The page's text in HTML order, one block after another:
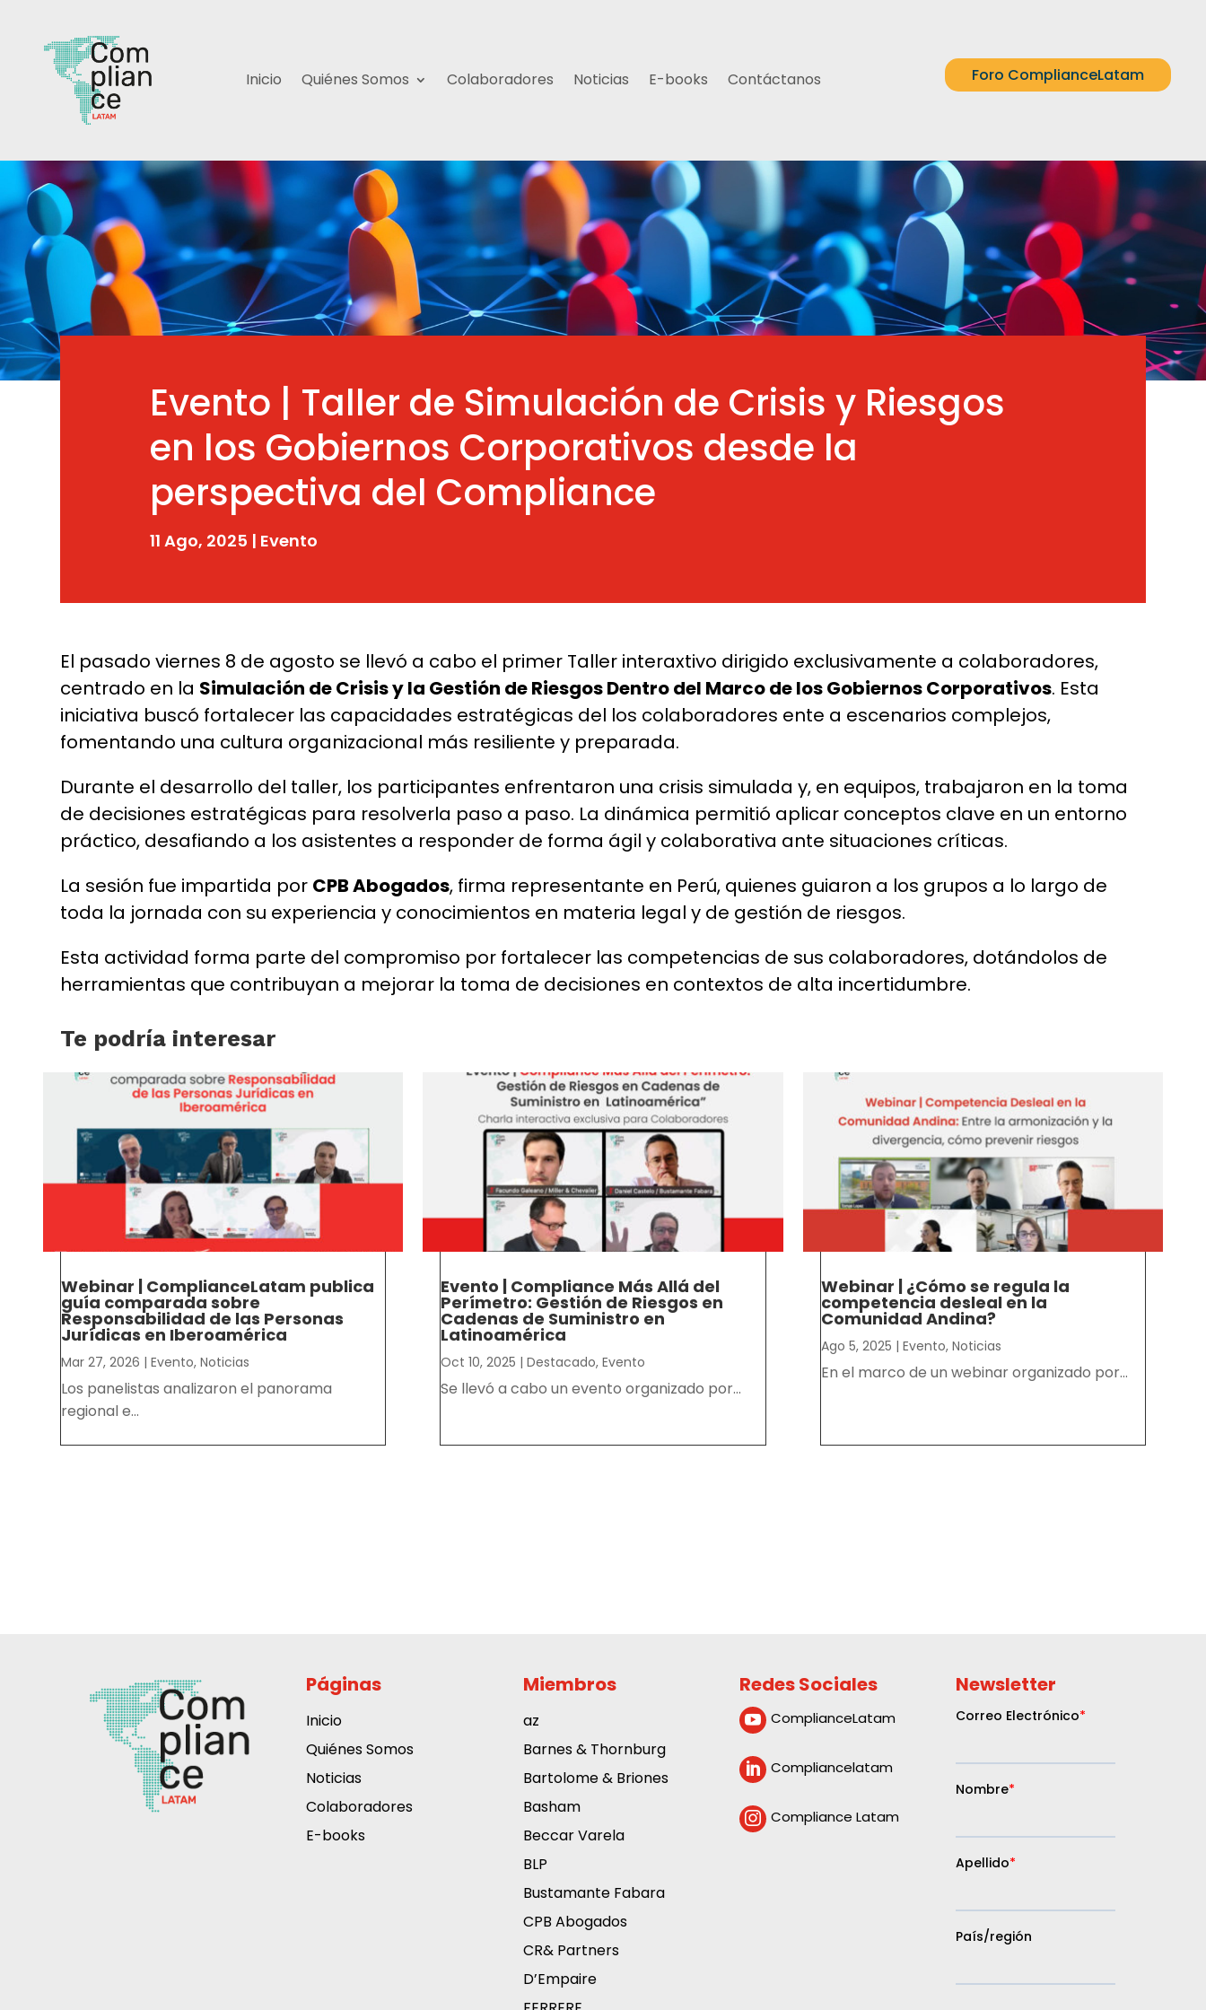
Inicio Quiénes Somos Colaboradores Noticias E-books Contáctanos Foro ComplianceLatam
Evento | Taller de Simulación de Crisis y Riesgos
en los Gobiernos Corporativos desde la
perspectiva del Compliance
11 Ago, 2025 | Evento
El pasado viernes 8 de agosto se llevó a cabo el primer Taller interaxtivo dirigido exclusivamente a colaboradores,
centrado en la Simulación de Crisis y la Gestión de Riesgos Dentro del Marco de los Gobiernos Corporativos. Esta
iniciativa buscó fortalecer las capacidades estratégicas del los colaboradores ente a escenarios complejos,
fomentando una cultura organizacional más resiliente y preparada.
Durante el desarrollo del taller, los participantes enfrentaron una crisis simulada y, en equipos, trabajaron en la toma
de decisiones estratégicas para resolverla paso a paso. La dinámica permitió aplicar conceptos clave en un entorno
práctico, desafiando a los asistentes a responder de forma ágil y colaborativa ante situaciones críticas.
La sesión fue impartida por CPB Abogados, firma representante en Perú, quienes guiaron a los grupos a lo largo de
toda la jornada con su experiencia y conocimientos en materia legal y de gestión de riesgos.
Esta actividad forma parte del compromiso por fortalecer las competencias de sus colaboradores, dotándolos de
herramientas que contribuyan a mejorar la toma de decisiones en contextos de alta incertidumbre.
Te podría interesar
Webinar | ComplianceLatam publica
guía comparada sobre
Responsabilidad de las Personas
Jurídicas en Iberoamérica
Mar 27, 2026 |Evento,Noticias
Los panelistas analizaron el panorama
regional e...
Evento | Compliance Más Allá del
Perímetro: Gestión de Riesgos en
Cadenas de Suministro en
Latinoamérica
Oct 10, 2025 |Destacado,Evento
Se llevó a cabo un evento organizado por...
Webinar | ¿Cómo se regula la
competencia desleal en la
Comunidad Andina?
Ago 5, 2025 | Evento, Noticias
En el marco de un webinar organizado por...
Páginas
Inicio
Quiénes Somos
Noticias
Colaboradores
E-books
Miembros
az
Barnes & Thornburg
Bartolome & Briones
Basham
Beccar Varela
BLP
Bustamante Fabara
CPB Abogados
CR& Partners
D’Empaire
Redes Sociales
 ComplianceLatam
 Compliancelatam
 Compliance Latam
Newsletter